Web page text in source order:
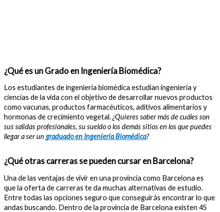
¿Qué es un Grado en Ingeniería Biomédica?
Los estudiantes de ingeniería biomédica estudian ingeniería y
ciencias de la vida con el objetivo de desarrollar nuevos productos
como vacunas, productos farmacéuticos, aditivos alimentarios y
hormonas de crecimiento vegetal.¿Quieres saber más de cuáles son
sus salidas profesionales, su sueldo o los demás sitios en los que puedes
llegar a ser un graduado en Ingeniería Biomédica?
¿Qué otras carreras se pueden cursar en Barcelona?
Una de las ventajas de vivir en una provincia como Barcelona es
que la oferta de carreras te da muchas alternativas de estudio.
Entre todas las opciones seguro que conseguirás encontrar lo que
andas buscando. Dentro de la provincia de Barcelona existen 45